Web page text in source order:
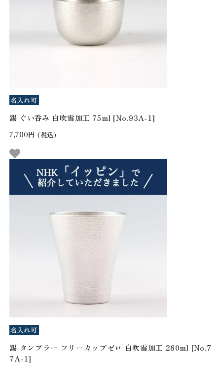
錫 ぐい呑み 白吹雪加工 75ml [No.93A-1]
7,700円 (税込)
錫 タンブラー フリーカップゼロ 白吹雪加工 260ml [No.7
7A-1]